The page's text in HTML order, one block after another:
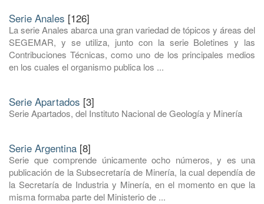
Serie Anales [126]
La serie Anales abarca una gran variedad de tópicos y áreas del
SEGEMAR, y se utiliza, junto con la serie Boletines y las
Contribuciones Técnicas, como uno de los principales medios
en los cuales el organismo publica los ...
Serie Apartados [3]
Serie Apartados, del Instituto Nacional de Geología y Minería
Serie Argentina [8]
Serie que comprende únicamente ocho números, y es una
publicación de la Subsecretaría de Minería, la cual dependía de
la Secretaría de Industria y Minería, en el momento en que la
misma formaba parte del Ministerio de ...